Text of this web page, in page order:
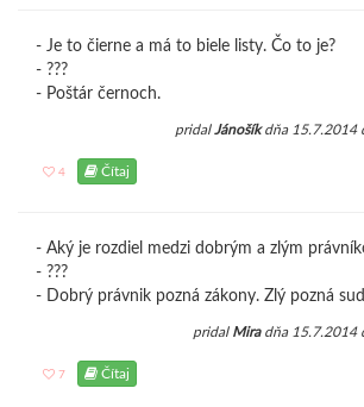
- Je to čierne a má to biele listy. Čo to je?
- ???
- Poštár černoch.
pridalJánošíkdňa 15.7.2014
4 Čítaj
- Aký je rozdiel medzi dobrým a zlým
- ???
- Dobrý právnik pozná zákony. Zlý pozná
pridal Miradňa 15.7.2014
7 Čítaj